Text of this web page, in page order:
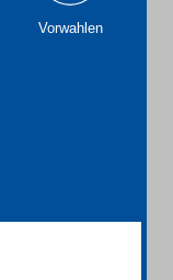
Vorwahlen